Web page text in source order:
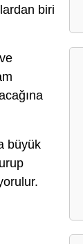
biri
büyük